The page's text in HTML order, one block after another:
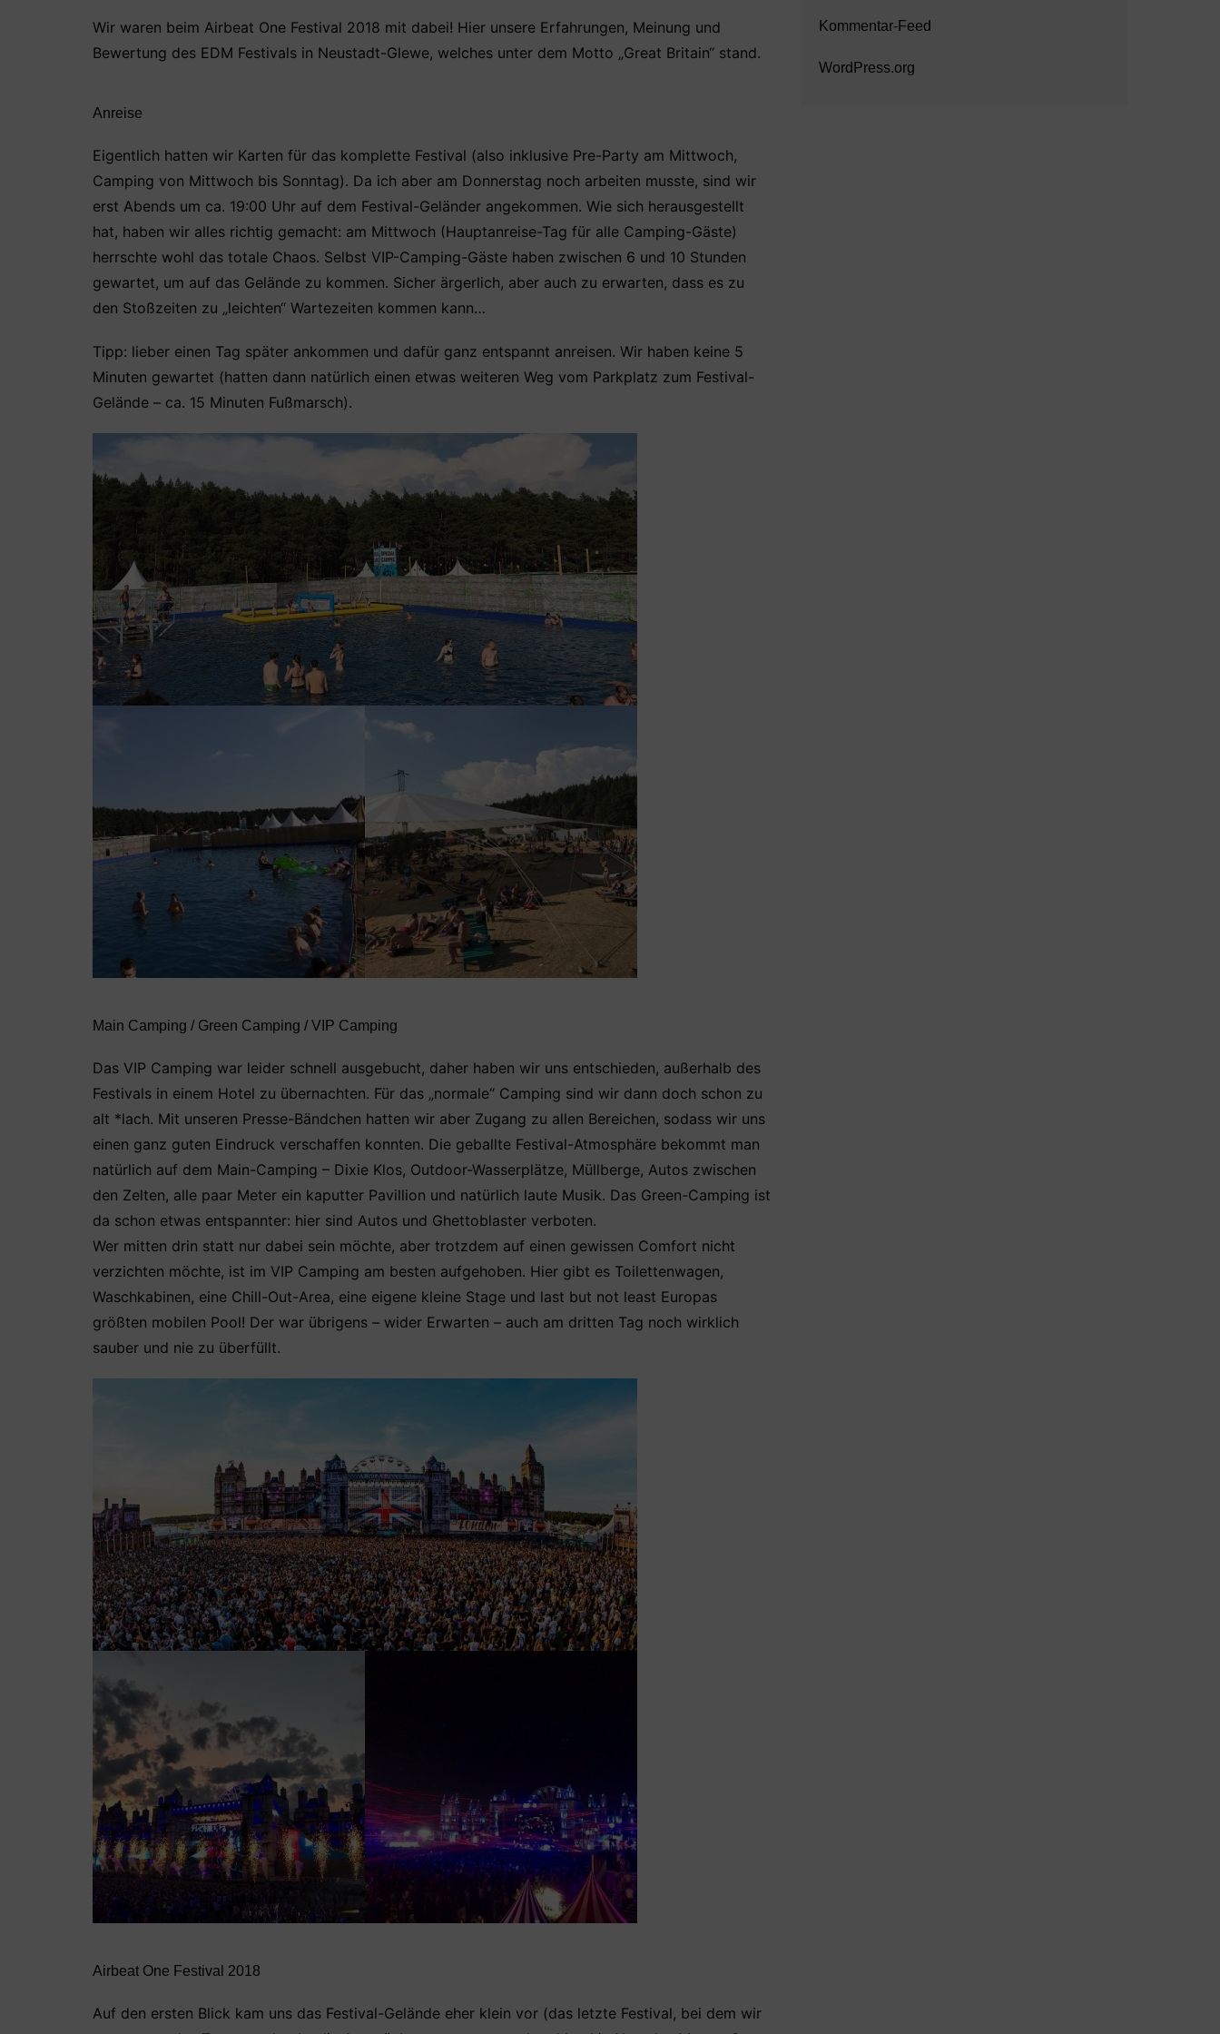
c
e
o
o
k
itt
er
at
s
p
er
e
le
n
Wir waren beim Airbeat One Festival 2018 mit dabei! Hier unsere Erfahrungen, Meinung und
Bewertung des EDM Festivals in Neustadt-Glewe, welches unter dem Motto „Great Britain“ stand.
Anreise
Eigentlich hatten wir Karten für das komplette Festival (also inklusive Pre-Party am Mittwoch,
Camping von Mittwoch bis Sonntag). Da ich aber am Donnerstag noch arbeiten musste, sind wir
erst Abends um ca. 19:00 Uhr auf dem Festival-Geländer angekommen. Wie sich herausgestellt
hat, haben wir alles richtig gemacht: am Mittwoch (Hauptanreise-Tag für alle Camping-Gäste)
herrschte wohl das totale Chaos. Selbst VIP-Camping-Gäste haben zwischen 6 und 10 Stunden
gewartet, um auf das Gelände zu kommen. Sicher ärgerlich, aber auch zu erwarten, dass es zu
den Stoßzeiten zu „leichten“ Wartezeiten kommen kann…
Tipp: lieber einen Tag später ankommen und dafür ganz entspannt anreisen. Wir haben keine 5
Minuten gewartet (hatten dann natürlich einen etwas weiteren Weg vom Parkplatz zum Festival-
Gelände – ca. 15 Minuten Fußmarsch).
Main Camping / Green Camping / VIP Camping
Das VIP Camping war leider schnell ausgebucht, daher haben wir uns entschieden, außerhalb des
Festivals in einem Hotel zu übernachten. Für das „normale“ Camping sind wir dann doch schon zu
alt *lach. Mit unseren Presse-Bändchen hatten wir aber Zugang zu allen Bereichen, sodass wir uns
einen ganz guten Eindruck verschaffen konnten. Die geballte Festival-Atmosphäre bekommt man
natürlich auf dem Main-Camping – Dixie Klos, Outdoor-Wasserplätze, Müllberge, Autos zwischen
den Zelten, alle paar Meter ein kaputter Pavillion und natürlich laute Musik. Das Green-Camping ist
da schon etwas entspannter: hier sind Autos und Ghettoblaster verboten.
Wer mitten drin statt nur dabei sein möchte, aber trotzdem auf einen gewissen Comfort nicht
verzichten möchte, ist im VIP Camping am besten aufgehoben. Hier gibt es Toilettenwagen,
Waschkabinen, eine Chill-Out-Area, eine eigene kleine Stage und last but not least Europas
größten mobilen Pool! Der war übrigens – wider Erwarten – auch am dritten Tag noch wirklich
sauber und nie zu überfüllt.
Airbeat One Festival 2018
Auf den ersten Blick kam uns das Festival-Gelände eher klein vor (das letzte Festival, bei dem wir
Kommentar-Feed
WordPress.org